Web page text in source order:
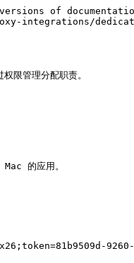
of
integrations/
管理分配职责。
的应用。